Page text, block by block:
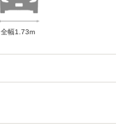
全幅1.73m